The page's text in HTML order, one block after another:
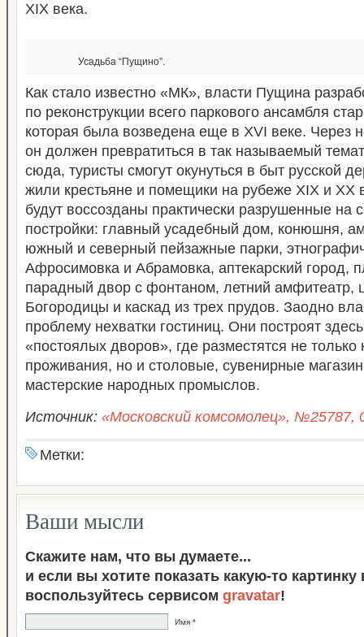
XIX века.
Усадьба “Пущино”.
Как стало известно «МК», власти Пущина
по реконструкции всего паркового ансамбля
которая была возведена еще в XVI веке. Через
он должен превратиться в так называемый
сюда, туристы смогут окунуться в быт русской
жили крестьяне и помещики на рубеже XIX и XX
будут воссозданы практически разрушенные на
постройки: главный усадебный дом, конюшня,
южный и северный пейзажные парки,
Афросимовка и Абрамовка, аптекарский город,
парадный двор с фонтаном, летний амфитеатр,
Богородицы и каскад из трех прудов. Заодно
проблему нехватки гостиниц. Они построят
«постоялых дворов», где разместятся не
проживания, но и столовые, сувенирные
мастерские народных промыслов.
Источник: «Московский комсомолец», №25787,
Метки:
Ваши мысли
Скажите нам, что вы думаете...
и если вы хотите показать какую-то
воспользуйтесь сервисом gravatar!
Имя *